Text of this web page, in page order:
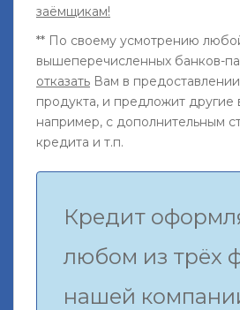
заёмщикам!
** По своему усмотрению
вышеперечисленных банков-
отказать Вам в
продукта, и предложит другие
например, с дополнительным
кредита и т.п.
Кредит
любом из трёх
нашей